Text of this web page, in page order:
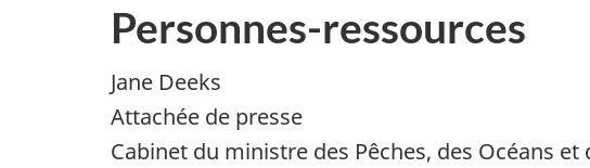
Personnes-ressources
Jane Deeks
Attachée de presse
Cabinet du ministre des Pêches, des Océans